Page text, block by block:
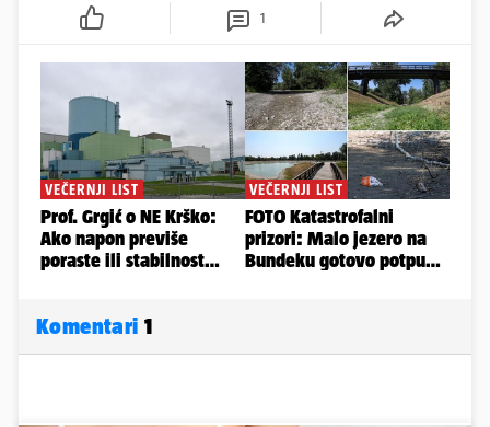
1
Komentari 1